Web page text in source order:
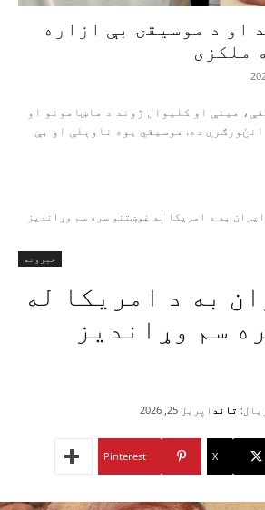
او د موسیقۍ بې‌ ازاره
ملکزی
مینې او کلیوال ژوند د ماښامونو او
ده. موسیقي یوه ناوېلې او بې‌